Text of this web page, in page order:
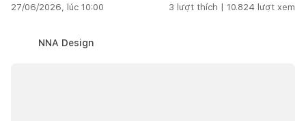
27/06/2026, lúc 10:00 3 lượt thích | 10.824 lượt xem
NNA Design